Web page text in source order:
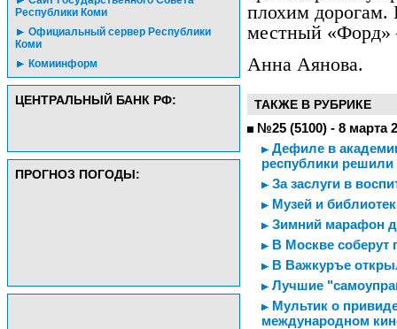
Республики Коми
Официальный сервер Республики
Коми
Комиинформ
ЦЕНТРАЛЬНЫЙ БАНК РФ:
ПРОГНОЗ ПОГОДЫ:
плохим дорогам.
местный «Форд»
Анна Аянова.
ТАКЖЕ В РУБРИКЕ
№25 (5100) - 8 марта
Дефиле в
республики решили
За заслуги в
Музей и
Зимний марафон
В Москве соберут
В Важкуръе
Лучшие
Мультик о
международном